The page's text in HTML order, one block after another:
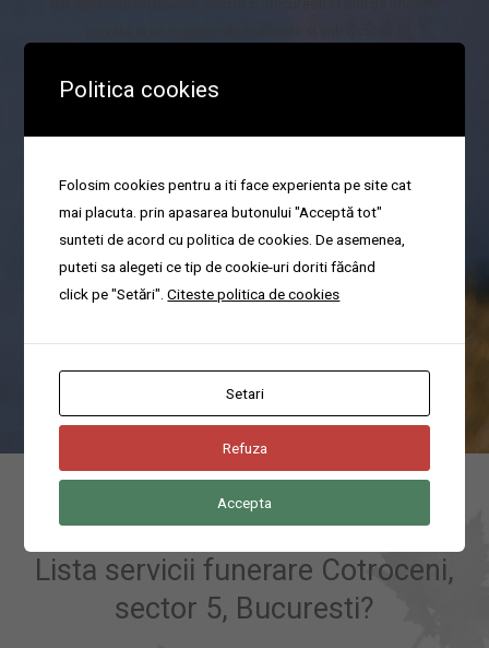
Organizare parastas
Va ajutam cu organizarea pomenilor sau a parastaselor in cel mai
scurt timp.
Cotroceni, sector 5, din Bucuresti la numarul0744676666
Lista servicii funerare Cotroceni,
sector 5, Bucuresti?
Politica cookies
Folosim cookies pentru a iti face experienta pe site cat
mai placuta. prin apasarea butonului "Acceptă tot"
sunteti de acord cu politica de cookies. De asemenea,
puteti sa alegeti ce tip de cookie-uri doriti făcând
click pe "Setări".Citeste politica de cookies
Setari
Refuza
Accepta